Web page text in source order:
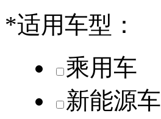
*适用车型：
乘用车
新能源车